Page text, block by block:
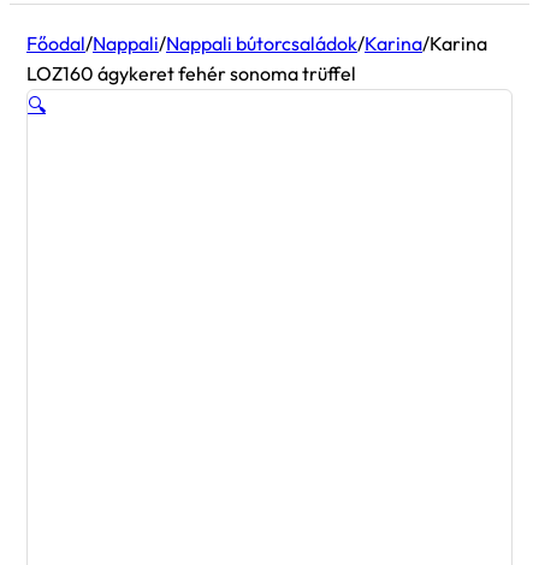
Főodal/Nappali/Nappali bútorcsaládok/Karina/Karina
LOZ160 ágykeret fehér sonoma trüffel
🔍